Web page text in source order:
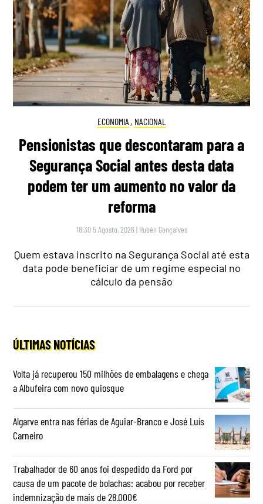
ECONOMIA , NACIONAL
Pensionistas que descontaram para a
Segurança Social antes desta data
podem ter um aumento no valor da
reforma
18:30 5 Agosto, 2026 | Rubén Gonçalves
Quem estava inscrito na Segurança Social até esta
data pode beneficiar de um regime especial no
cálculo da pensão
ÚLTIMAS NOTÍCIAS
Volta já recuperou 150 milhões de embalagens e chega
a Albufeira com novo quiosque
Algarve entra nas férias de Aguiar-Branco e José Luís
Carneiro
Trabalhador de 60 anos foi despedido da Ford por
causa de um pacote de bolachas: acabou por receber
indemnização de mais de 28.000€